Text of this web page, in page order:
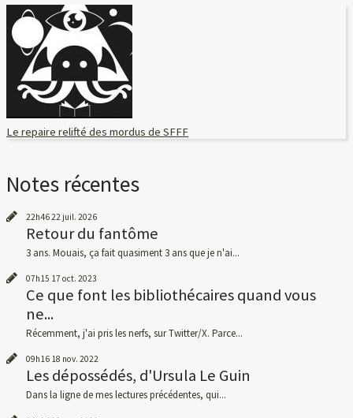
Le repaire relifté des mordus de SFFF
Notes récentes
22h4622 juil. 2026
Retour du fantôme
3 ans. Mouais, ça fait quasiment 3 ans que je n'ai...
07h15 17 oct. 2023
Ce que font les bibliothécaires quand vous
ne...
Récemment, j'ai pris les nerfs, sur Twitter/X. Parce...
09h16 18 nov. 2022
Les dépossédés, d'Ursula Le Guin
Dans la ligne de mes lectures précédentes, qui...